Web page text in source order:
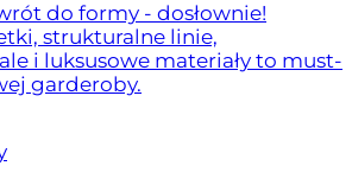
do formy - dosłownie!
strukturalne linie,
i luksusowe materiały to must-
garderoby.